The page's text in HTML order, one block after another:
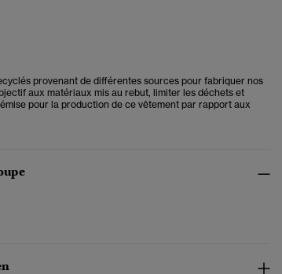
provenant de différentes sources pour fabriquer nos
aux matériaux mis au rebut, limiter les déchets et
pour la production de ce vêtement par rapport aux